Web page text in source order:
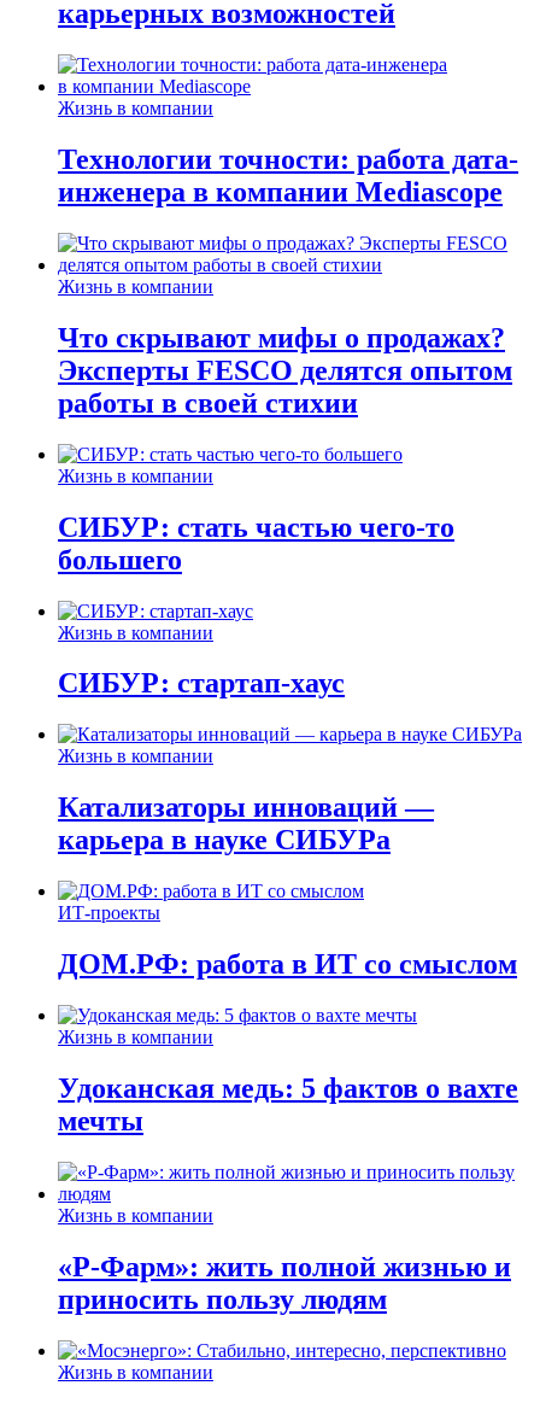
карьерных возможностей
Жизнь в компании
Технологии точности: работа дата-
инженера в компании Mediascope
Жизнь в компании
Что скрывают мифы о продажах?
Эксперты FESCO делятся опытом
работы в своей стихии
Жизнь в компании
СИБУР: стать частью чего-то
большего
Жизнь в компании
СИБУР: стартап-хаус
Жизнь в компании
Катализаторы инноваций —
карьера в науке СИБУРа
ИТ-проекты
ДОМ.РФ: работа в ИТ со смыслом
Жизнь в компании
Удоканская медь: 5 фактов о вахте
мечты
Жизнь в компании
«Р-Фарм»: жить полной жизнью и
приносить пользу людям
Жизнь в компании